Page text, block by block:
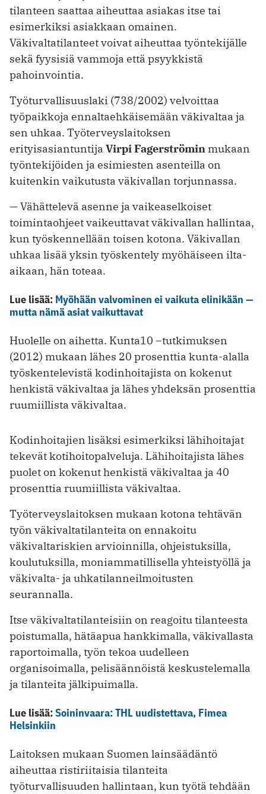
tilanteen saattaa aiheuttaa asiakas itse tai
esimerkiksi asiakkaan omainen.
Väkivaltatilanteet voivat aiheuttaa työntekijälle
sekä fyysisiä vammoja että psyykkistä
pahoinvointia.
Työturvallisuuslaki (738/2002) velvoittaa
työpaikkoja ennaltaehkäisemään väkivaltaa ja
sen uhkaa. Työterveyslaitoksen
erityisasiantuntija Virpi Fagerströmin mukaan
työntekijöiden ja esimiesten asenteilla on
kuitenkin vaikutusta väkivallan torjunnassa.
— Vähättelevä asenne ja vaikeaselkoiset
toimintaohjeet vaikeuttavat väkivallan hallintaa,
kun työskennellään toisen kotona. Väkivallan
uhkaa lisää yksin työskentely myöhäiseen ilta-
aikaan, hän toteaa.
Lue lisää: Myöhään valvominen ei vaikuta elinikään —
mutta nämä asiat vaikuttavat
Huolelle on aihetta. Kunta10 –tutkimuksen
(2012) mukaan lähes 20 prosenttia kunta-alalla
työskentelevistä kodinhoitajista on kokenut
henkistä väkivaltaa ja lähes yhdeksän prosenttia
ruumiillista väkivaltaa.
Kodinhoitajien lisäksi esimerkiksi lähihoitajat
tekevät kotihoitopalveluja. Lähihoitajista lähes
puolet on kokenut henkistä väkivaltaa ja 40
prosenttia ruumiillista väkivaltaa.
Työterveyslaitoksen mukaan kotona tehtävän
työn väkivaltatilanteita on ennakoitu
väkivaltariskien arvioinnilla, ohjeistuksilla,
koulutuksilla, moniammatillisella yhteistyöllä ja
väkivalta- ja uhkatilanneilmoitusten
seurannalla.
Itse väkivaltatilanteisiin on reagoitu tilanteesta
poistumalla, hätäapua hankkimalla, väkivallasta
raportoimalla, työn tekoa uudelleen
organisoimalla, pelisäännöistä keskustelemalla
ja tilanteita jälkipuimalla.
Lue lisää:Soininvaara: THL uudistettava, Fimea
Helsinkiin
Laitoksen mukaan Suomen lainsäädäntö
aiheuttaa ristiriitaisia tilanteita
työturvallisuuden hallintaan, kun työtä tehdään